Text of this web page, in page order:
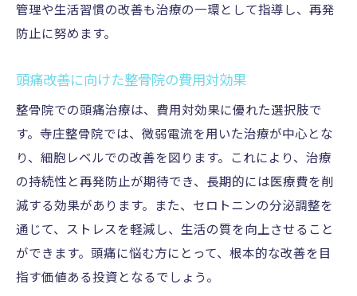
管理や生活習慣の改善も治療の一環として指導し、再発
防止に努めます。
頭痛改善に向けた整骨院の費用対効果
整骨院での頭痛治療は、費用対効果に優れた選択肢で
す。寺庄整骨院では、微弱電流を用いた治療が中心とな
り、細胞レベルでの改善を図ります。これにより、治療
の持続性と再発防止が期待でき、長期的には医療費を削
減する効果があります。また、セロトニンの分泌調整を
通じて、ストレスを軽減し、生活の質を向上させること
ができます。頭痛に悩む方にとって、根本的な改善を目
指す価値ある投資となるでしょう。